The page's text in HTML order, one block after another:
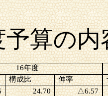
予算の内
16年度
構成比 伸率
24.70 △6.57